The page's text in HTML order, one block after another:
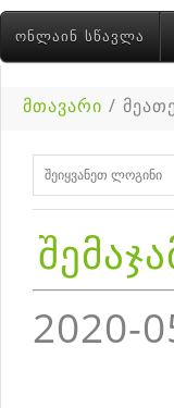
ᲝᲜᲚᲐᲘᲜ ᲡᲬᲐᲕᲚᲐ
მთავარი /
2020-